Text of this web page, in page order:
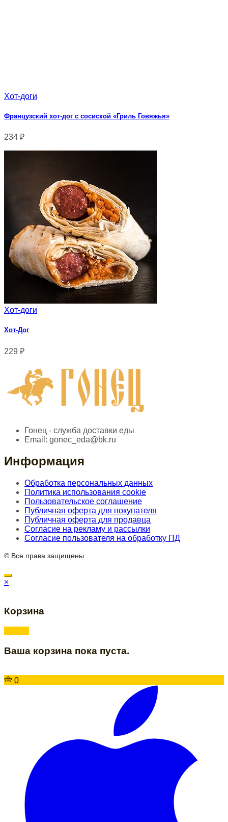
Хот-доги
Французский хот-дог с сосиской «Гриль Говяжья»
234 ₽
Хот-доги
Хот-Дог
229 ₽
Гонец - служба доставки еды
Email: gonec_eda@bk.ru
Информация
Обработка персональных данных
Политика использования cookie
Пользовательское соглашение
Публичная оферта для покупателя
Публичная оферта для продавца
Согласие на рекламу и рассылки
Согласие пользователя на обработку ПД
© Все права защищены
×
Корзина
Ваша корзина пока пуста.
0